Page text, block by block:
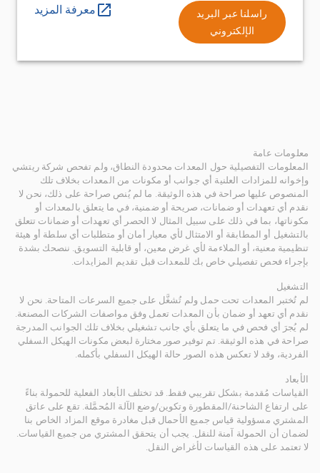
راسلنا عبر البريد
الإلكتروني
معرفة المزيد
معلومات عامة
المعلومات التفصيلية حول المعدات محدودة النطاق، ولم تفحص شركة ريتشي
وإخوانه للمزادات العلنية أي جوانب أو مكونات من المعدات بخلاف تلك
المنصوص عليها صراحة في هذه الوثيقة. ما لم يُنص صراحة على ذلك، نحن لا
نقدم أي تعهدات أو ضمانات، صريحة أو ضمنية، في ما يتعلق بالمعدات أو
مكوناتها، بما في ذلك على سبيل المثال لا الحصر أي تعهدات أو ضمانات تتعلق
بالتشغيل أو المطابقة أو الامتثال لأي معيار أمان أو متطلبات أي سلطة أو هيئة
تنظيمية معنية، أو الملاءمة لأي غرض معين، أو قابلية التسويق. ننصحك بشدة
بإجراء فحص تفصيلي خاص بك للمعدات قبل تقديم المزايدات.
التشغيل
لم تُختبر المعدات تحت حمل ولم تُشغَّل على جميع السرعات المتاحة. نحن لا
نقدم أي تعهد أو ضمان بأن المعدات تعمل وفق مواصفات الشركات المصنعة.
لم يُجرَ أي فحص في ما يتعلق بأي جانب تشغيلي بخلاف تلك الجوانب المدرجة
صراحة في هذه الوثيقة. تم توفير صور مختارة لبعض مكونات الهيكل السفلي
الفردية، وقد لا تعكس هذه الصور حالة الهيكل السفلي بأكمله.
الأبعاد
القياسات مُقدمة بشكل تقريبي فقط. قد تختلف الأبعاد الفعلية للحمولة بناءً
على ارتفاع الشاحنة/المقطورة وتكوين/وضع الآلة المُحمَّلة. تقع على عاتق
المشتري مسؤولية قياس جميع الأحمال قبل مغادرة موقع المزاد الخاص بنا
لضمان أن الحمولة آمنة للنقل. يجب أن يتحقق المشتري من جميع القياسات.
لا تعتمد على هذه القياسات لأغراض النقل.